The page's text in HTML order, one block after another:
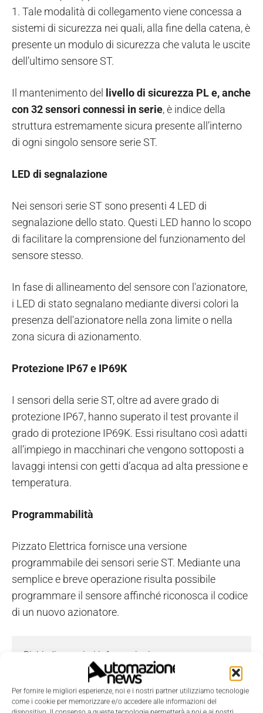
Per fornire le migliori esperienze, noi e i nostri partner utilizziamo tecnologie
come i cookie per memorizzare e/o accedere alle informazioni del
1. Tale modalità di collegamento viene concessa a
sistemi di sicurezza nei quali, alla fine della catena, è
presente un modulo di sicurezza che valuta le uscite
dell’ultimo sensore ST.
Il mantenimento del
livello di sicurezza PL e, anche
con 32 sensori connessi in serie, è indice della
struttura estremamente sicura presente all’interno
di ogni singolo sensore serie ST.
LED di segnalazione
Nei sensori serie ST sono presenti 4 LED di
segnalazione dello stato. Questi LED hanno lo scopo
di facilitare la comprensione del funzionamento del
sensore stesso.
In fase di allineamento del sensore con l'azionatore,
i LED di stato segnalano mediante diversi colori la
presenza dell'azionatore nella zona limite o nella
zona sicura di azionamento.
Protezione IP67 e IP69K
I sensori della serie ST, oltre ad avere grado di
protezione IP67, hanno superato il test provante il
grado di protezione IP69K. Essi risultano così adatti
all’impiego in macchinari che vengono sottoposti a
lavaggi intensi con getti d’acqua ad alta pressione e
temperatura.
Programmabilità
Pizzato Elettrica fornisce una versione
programmabile dei sensori serie ST. Mediante una
semplice e breve operazione risulta possibile
programmare il sensore affinché riconosca il codice
di un nuovo azionatore.
Richiedi maggiori informazioni
I campi contrassegnati con*sono obbligatori.